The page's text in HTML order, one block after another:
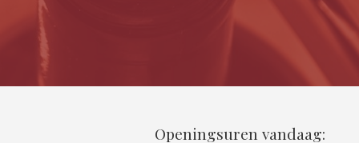
Openingsuren vandaag: